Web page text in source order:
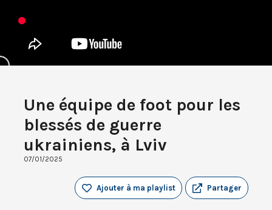
Une équipe de foot pour les
blessés de guerre
ukrainiens, à Lviv
07/01/2025
Partager
Ajouter à ma playlist